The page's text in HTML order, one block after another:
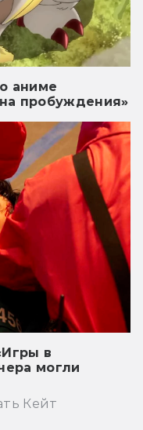
аниме
пробуждения»
в
могли
Кейт